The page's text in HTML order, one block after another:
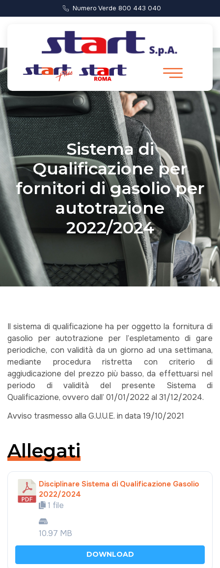
Numero Verde 800 443 040
Sistema di
Qualificazione per
fornitori di gasolio per
autotrazione
2022/2024
Il sistema di qualificazione ha per oggetto la fornitura di
gasolio per autotrazione per l’espletamento di gare
periodiche, con validità da un giorno ad una settimana,
mediante procedura ristretta con criterio di
aggiudicazione del prezzo più basso, da effettuarsi nel
periodo di validità del presente Sistema di
Qualificazione, ovvero dall’ 01/01/2022 al 31/12/2024.
Avviso trasmesso alla G.U.U.E. in data 19/10/2021
Allegati
Disciplinare Sistema di Qualificazione Gasolio
2022/2024
1 file
10.97 MB
DOWNLOAD